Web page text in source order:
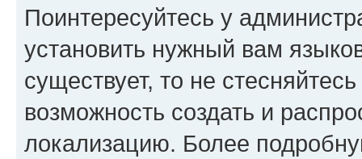
Поинтересуйтесь у
установить нужный вам
существует, то не
возможность создать и
локализацию. Более